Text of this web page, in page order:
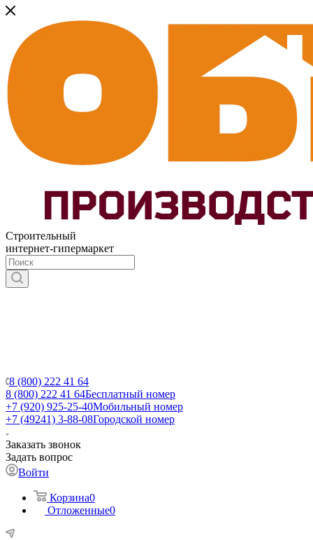
Строительный
интернет-гипермаркет
8 (800) 222 41 64
8 (800) 222 41 64Бесплатный номер
+7 (920) 925-25-40Мобильный номер
+7 (49241) 3-88-08Городской номер
Заказать звонок
Задать вопрос
Войти
Корзина0
Отложенные0